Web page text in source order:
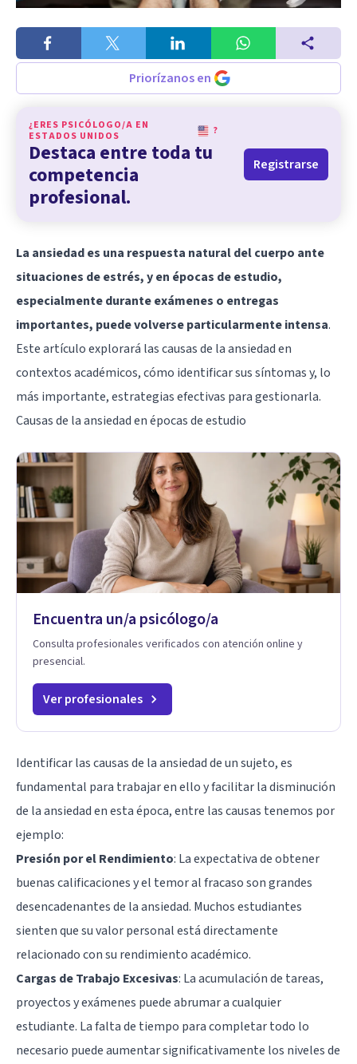
Priorízanos en
¿ERES PSICÓLOGO/A EN
ESTADOS UNIDOS
?
Destaca entre toda tu
competencia
profesional.
Registrarse
La ansiedad es una respuesta natural del cuerpo ante
situaciones de estrés, y en épocas de estudio,
especialmente durante exámenes o entregas
importantes, puede volverse particularmente intensa.
Este artículo explorará las causas de la ansiedad en
contextos académicos, cómo identificar sus síntomas y, lo
más importante, estrategias efectivas para gestionarla.
Causas de la ansiedad en épocas de estudio
Encuentra un/a psicólogo/a
Consulta profesionales verificados con atención online y
presencial.
Ver profesionales
Identificar las causas de la ansiedad de un sujeto, es
fundamental para trabajar en ello y facilitar la disminución
de la ansiedad en esta época, entre las causas tenemos por
ejemplo:
Presión por el Rendimiento: La expectativa de obtener
buenas calificaciones y el temor al fracaso son grandes
desencadenantes de la ansiedad. Muchos estudiantes
sienten que su valor personal está directamente
relacionado con su rendimiento académico.
Cargas de Trabajo Excesivas: La acumulación de tareas,
proyectos y exámenes puede abrumar a cualquier
estudiante. La falta de tiempo para completar todo lo
necesario puede aumentar significativamente los niveles de